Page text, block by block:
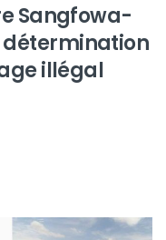
Sangfowa-
illégal